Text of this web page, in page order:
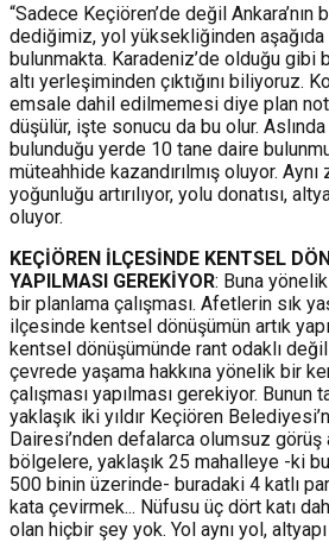
“Sadece Keçiören’de değil
dediğimiz, yol yüksekliğinden aşağıda
bulunmakta. Karadeniz’de olduğu gibi
altı yerleşiminden çıktığını biliyoruz.
emsale dahil edilmemesi diye plan
düşülür, işte sonucu da bu olur.
bulunduğu yerde 10 tane daire
müteahhide kazandırılmış oluyor.
yoğunluğu artırılıyor, yolu donatısı,
oluyor.
KEÇİÖREN İLÇESİNDE KENTSEL
YAPILMASI GEREKİYOR: Buna
bir planlama çalışması. Afetlerin sık
ilçesinde kentsel dönüşümün artık
kentsel dönüşümünde rant odaklı değil
çevrede yaşama hakkına yönelik bir
çalışması yapılması gerekiyor.
yaklaşık iki yıldır Keçiören
Dairesi’nden defalarca olumsuz görüş
bölgelere, yaklaşık 25 mahalleye -ki
500 binin üzerinde- buradaki 4 katlı
kata çevirmek... Nüfusu üç dört katı
olan hiçbir şey yok. Yol aynı yol, altyapı